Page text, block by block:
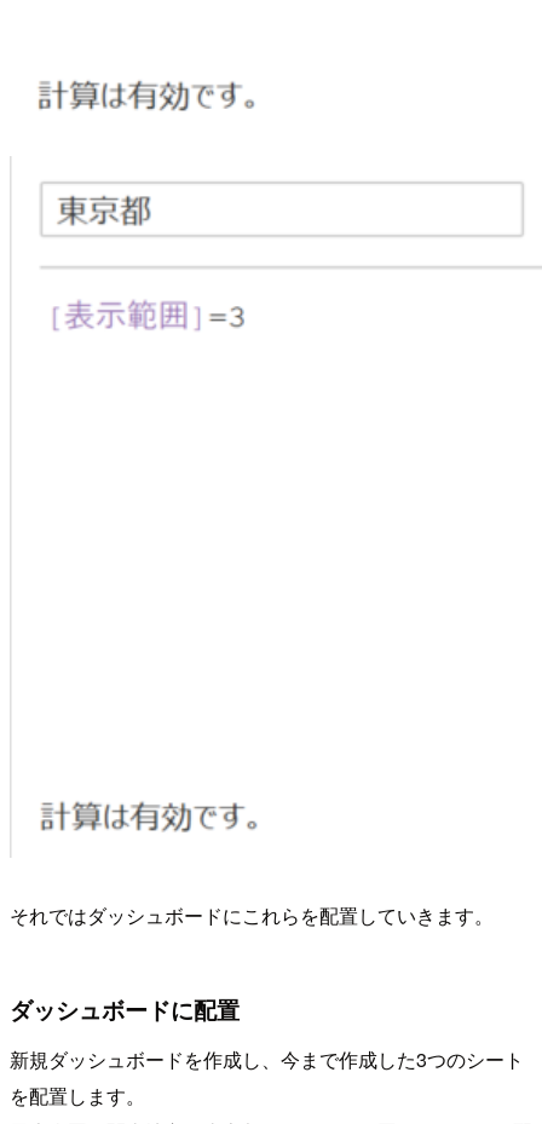
それではダッシュボードにこれらを配置していきます。
ダッシュボードに配置
新規ダッシュボードを作成し、今まで作成した3つのシート
を配置します。